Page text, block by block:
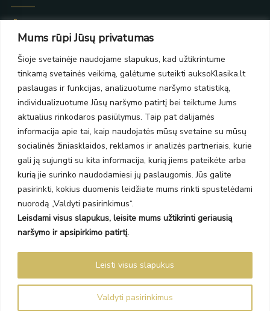
Mums rūpi Jūsų privatumas
Šioje svetainėje naudojame slapukus, kad užtikrintume
tinkamą svetainės veikimą, galėtume suteikti auksoKlasika.lt
paslaugas ir funkcijas, analizuotume naršymo statistiką,
individualizuotume Jūsų naršymo patirtį bei teiktume Jums
aktualius rinkodaros pasiūlymus. Taip pat dalijamės
informacija apie tai, kaip naudojatės mūsų svetaine su mūsų
socialinės žiniasklaidos, reklamos ir analizės partneriais, kurie
gali ją sujungti su kita informacija, kurią jiems pateikėte arba
kurią jie surinko naudodamiesi jų paslaugomis. Jūs galite
pasirinkti, kokius duomenis leidžiate mums rinkti spustelėdami
nuorodą „Valdyti pasirinkimus“.
Leisdami visus slapukus, leisite mums užtikrinti geriausią
naršymo ir apsipirkimo patirtį.
Valdyti pasirinkimus
Leisti visus slapukus
PC Molas, Klaipėda
PC BIG 2, Klaipėda
Šilutės pl. 35
PC Banginis, Klaipėda
NAUJIENLAIŠKIS
Prenumeruokite ir gaukite pasiūlymus, naujienas bei riboto
leidimo kolekcijas.
SIŲSTI
Auksoklasika.lt © 2026 Visos teisės saugomos